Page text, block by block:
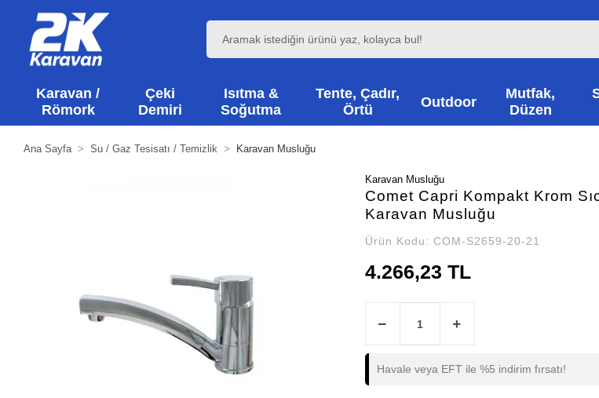
Karavan /
Römork
Çeki
Demiri
Isıtma &
Soğutma
Tente, Çadır,
Örtü
Outdoor
Mutfak,
Düzen
Ana Sayfa Su / Gaz Tesisatı / Temizlik Karavan Musluğu
Karavan Musluğu
Comet Capri Kompakt Krom
Karavan Musluğu
Ürün Kodu: COM-S2659-20-21
4.266,23 TL
Havale veya EFT ile %5 indirim fırsatı!